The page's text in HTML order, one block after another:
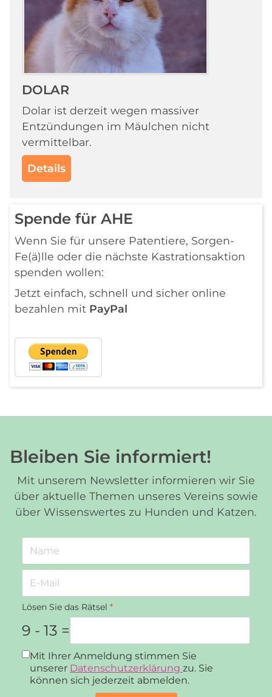
DOLAR
Dolar ist derzeit wegen massiver
Entzündungen im Mäulchen nicht
vermittelbar.
Details
Spende für AHE
Wenn Sie für unsere Patentiere, Sorgen-
Fe(ä)lle oder die nächste Kastrationsaktion
spenden wollen:
Jetzt einfach, schnell und sicher online
bezahlen mit PayPal
Bleiben Sie informiert!
Mit unserem Newsletter informieren wir Sie
über aktuelle Themen unseres Vereins sowie
über Wissenswertes zu Hunden und Katzen.
Lösen Sie das Rätsel *
9 - 13 =
Datenschutz*
Mit Ihrer Anmeldung stimmen Sie
unserer Datenschutzerklärung zu. Sie
können sich jederzeit abmelden.